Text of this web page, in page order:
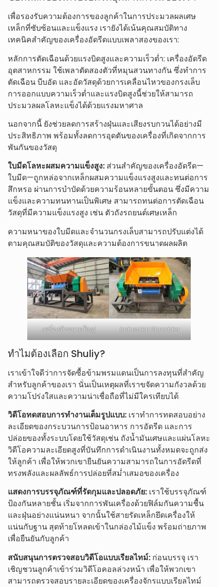
เพื่อรองรับความต้องการของลูกค้าในการประมวลผลเศษ
เหล็กที่ซับซ้อนและแข็งแรง เรายังได้เน้นคุณสมบัติทาง
เทคนิคสำคัญของเครื่องอัดรีดแบบเพลาสองของเรา:
หลักการตัดเฉือนด้วยแรงบิดสูงและความเร็วต่ำ: เครื่องอัดรีด
อุตสาหกรรม ใช้เพลาตัดสองตัวที่หมุนสวนทางกัน ซึ่งทำการ
ตัดเฉือน บีบอัด และอัดวัสดุด้วยการเคลื่อนไหวของกรงเล็บ
การออกแบบความเร็วต่ำและแรงบิดสูงนี้ช่วยให้สามารถ
ประมวลผลโลหะแข็งได้ด้วยแรงมหาศาล
นอกจากนี้ ยังช่วยลดการสร้างฝุ่นและเสียงรบกวนได้อย่างมี
ประสิทธิภาพ พร้อมทั้งลดการอุดตันของเครื่องที่เกิดจากการ
พันกันของวัสดุ
ใบมีดโลหะผสมความแข็งสูง: ส่วนสำคัญของเครื่องอัดรีด—
ใบมีด—ถูกหล่อจากเหล็กผสมความแข็งแรงสูงและทนต่อการ
สึกหรอ ผ่านการบำบัดด้วยความร้อนหลายขั้นตอน ซึ่งมีความ
แข็งและความทนทานเป็นพิเศษ สามารถทนต่อการตัดเฉือน
วัสดุที่มีความแข็งแรงสูง เช่น ตัวถังรถยนต์เศษเหล็ก
ความหนาของใบมีดและจำนวนกรงเล็บสามารถปรับแต่งได้
ตามคุณสมบัติของวัสดุและความต้องการขนาดผลผลิต
เครื่องสับขนาดใหญ่ Industrial Shredder
ทำไมต้องเลือก Shuliy?
เราเข้าใจดีว่าการจัดซื้อข้ามพรมแดนเป็นการลงทุนที่สำคัญ
สำหรับลูกค้าของเรา นั่นเป็นเหตุผลที่เราขจัดความกังวลด้วย
ความโปร่งใสและความน่าเชื่อถือที่ไม่มีใครเทียบได้
วิดีโอทดสอบการทำงานเต็มรูปแบบ: เราทำการทดสอบอย่าง
ละเอียดของกระบวนการป้อนอาหาร การอัดรีด และการ
ปล่อยของทั้งระบบโดยใช้วัสดุเช่น ถังน้ำมันเศษและแผ่นโลหะ
วิดีโอความละเอียดสูงที่บันทึกการดำเนินงานทั้งหมดจะถูกส่ง
ให้ลูกค้า เพื่อให้พวกเขายืนยันความสามารถในการอัดรีดที่
ทรงพลังและผลลัพธ์การปล่อยที่สม่ำเสมอของเครื่อง
แสดงการบรรจุภัณฑ์ที่รัดกุมและปลอดภัย: เราใช้บรรจุภัณฑ์
ป้องกันหลายชั้น เริ่มจากการพันเครื่องด้วยฟิล์มกันความชื้น
และฝุ่นอย่างแน่นหนา จากนั้นใช้สายรัดเหล็กยึดเครื่องให้
แน่นกับฐาน สุดท้ายโหลดเข้าในกล่องไม้แข็ง พร้อมถ่ายภาพ
เพื่อยืนยันกับลูกค้า
สนับสนุนการตรวจสอบวิดีโอแบบเรียลไทม์: ก่อนบรรจุ เรา
เชิญชวนลูกค้าเข้าร่วมวิดีโอคอลล่วงหน้า เพื่อให้พวกเขา
สามารถตรวจสอบรายละเอียดของเครื่องจักรแบบเรียลไทม์